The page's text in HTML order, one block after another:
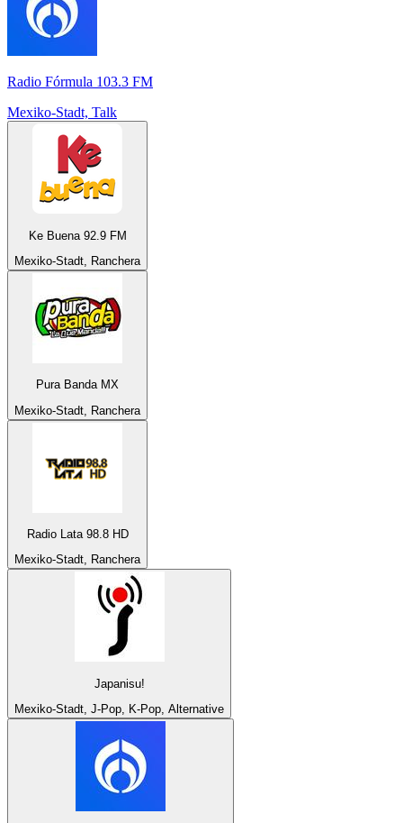
Radio Fórmula 103.3 FM
Mexiko-Stadt, Talk
Ke Buena 92.9 FM
Mexiko-Stadt, Ranchera
Pura Banda MX
Mexiko-Stadt, Ranchera
Radio Lata 98.8 HD
Mexiko-Stadt, Ranchera
Japanisu!
Mexiko-Stadt, J-Pop, K-Pop, Alternative